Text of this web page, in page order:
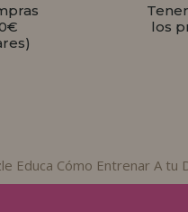
los
Educa Cómo Entrenar A tu